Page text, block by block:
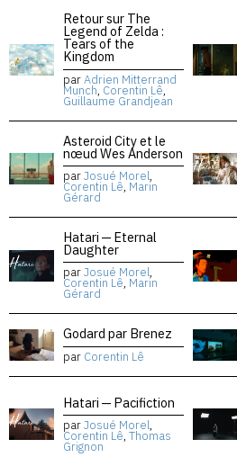
Retour sur The
Legend of Zelda :
Tears of the
Kingdom
parAdrien Mitterrand
Munch, Corentin Lê,
Guillaume Grandjean
Asteroid City et le
nœud Wes Anderson
parJosué Morel,
Corentin Lê, Marin
Gérard
Hatari — Eternal
Daughter
parJosué Morel,
Corentin Lê, Marin
Gérard
Godard par Brenez
par Corentin Lê
Hatari — Pacifiction
parJosué Morel,
Corentin Lê, Thomas
Grignon